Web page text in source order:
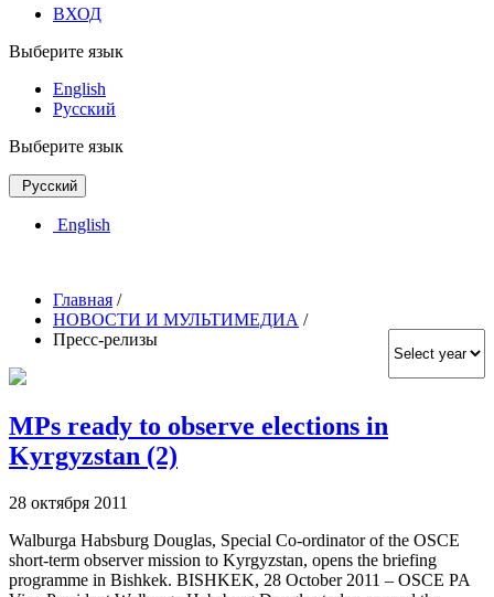
ВХОД
Выберите язык
English
Русский
Выберите язык
Русский
English
Главная /
НОВОСТИ И МУЛЬТИМЕДИА /
Пресс-релизы
MPs ready to observe elections in
Kyrgyzstan (2)
28 октября 2011
Walburga Habsburg Douglas, Special Co-ordinator of the OSCE
short-term observer mission to Kyrgyzstan, opens the briefing
programme in Bishkek. BISHKEK, 28 October 2011 – OSCE PA